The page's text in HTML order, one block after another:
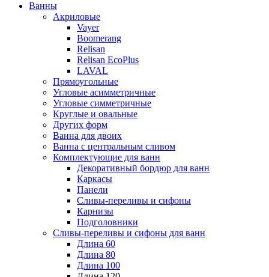
Ванны
Акриловые
Vayer
Boomerang
Relisan
Relisan EcoPlus
LAVAL
Прямоугольные
Угловые асимметричные
Угловые симметричные
Круглые и овальные
Других форм
Ванна для двоих
Ванна с центральным сливом
Комплектующие для ванн
Декоративный бордюр для ванн
Каркасы
Панели
Сливы-переливы и сифоны
Карнизы
Подголовники
Сливы-переливы и сифоны для ванн
Длина 60
Длина 80
Длина 100